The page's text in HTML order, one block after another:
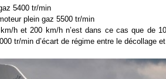
5400 tr/min
plein gaz 5500 tr/min
km/h et 200 km/h n’est dans ce cas que de
tr/min d’écart de régime entre le décollage